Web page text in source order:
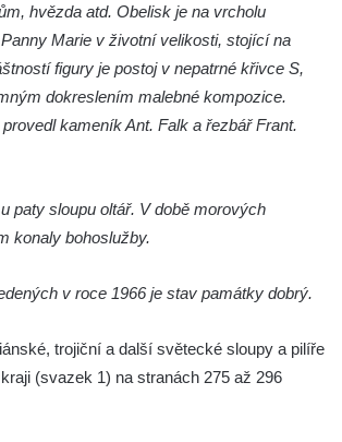
Marie v zámecké zahradě v
Trojice se svatým
v zámeckém parku v
Trojice na Krakonošově
Marie na Dolním náměstí v
Marie na Masarykově náměstí
hvězda atd. Obelisk je na vrcholu
Marie v životní velikosti, stojící na
figury je postoj v nepatrné křivce S,
dokreslením malebné kompozice.
kameník Ant. Falk a řezbář Frant.
paty sloupu oltář. V době morových
konaly bohoslužby.
v roce 1966 je stav památky dobrý.
trojiční a další světecké sloupy a pilíře
(svazek 1) na stranách 275 až 296